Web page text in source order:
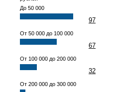
До 50 000
97
От 50 000 до 100 000
67
От 100 000 до 200 000
32
От 200 000 до 300 000